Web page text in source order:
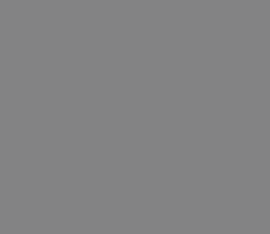
χρήστης πριν
λόγω ιστότοπο.
τη
και τις
για την
με την
δεδομένα
του
με διάφορες